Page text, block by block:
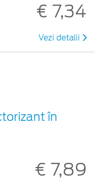
€ 7,34
Vezi detalii
în
€ 7,89